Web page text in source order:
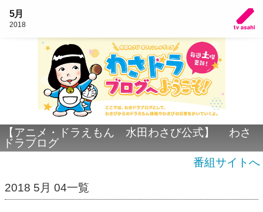
5月
2018
【アニメ・ドラえもん 水田わさび公式】 わさ
ドラブログ
番組サイトへ
2018 5月 04一覧